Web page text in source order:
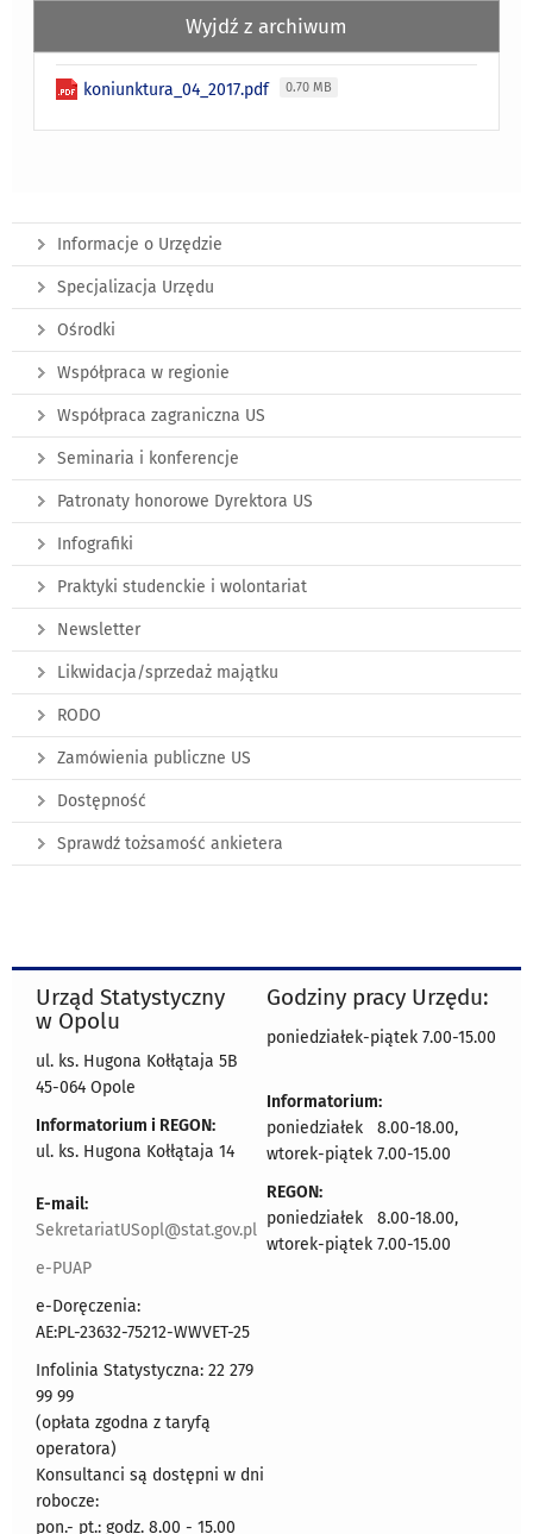
Wyjdź z archiwum
koniunktura_04_2017.pdf 0.70 MB
Informacje o Urzędzie
Specjalizacja Urzędu
Ośrodki
Współpraca w regionie
Współpraca zagraniczna US
Seminaria i konferencje
Patronaty honorowe Dyrektora US
Infografiki
Praktyki studenckie i wolontariat
Newsletter
Likwidacja/sprzedaż majątku
RODO
Zamówienia publiczne US
Dostępność
Sprawdź tożsamość ankietera
Urząd Statystyczny
w Opolu
ul. ks. Hugona Kołłątaja 5B
45-064 Opole
Informatorium i REGON:
ul. ks. Hugona Kołłątaja 14
E-mail:
SekretariatUSopl@stat.gov.pl
e-PUAP
e-Doręczenia:
AE:PL-23632-75212-WWVET-25
Infolinia Statystyczna: 22 279
99 99
(opłata zgodna z taryfą
operatora)
Konsultanci są dostępni w dni
robocze:
pon.- pt.: godz. 8.00 - 15.00
Godziny pracy Urzędu:
poniedziałek-piątek 7.00-15.00
Informatorium:
poniedziałek 8.00-18.00,
wtorek-piątek 7.00-15.00
REGON:
poniedziałek 8.00-18.00,
wtorek-piątek 7.00-15.00